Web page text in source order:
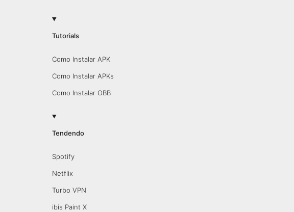
Tutorials
Como Instalar APK
Como Instalar APKs
Como Instalar OBB
Tendendo
Spotify
Netflix
Turbo VPN
ibis Paint X